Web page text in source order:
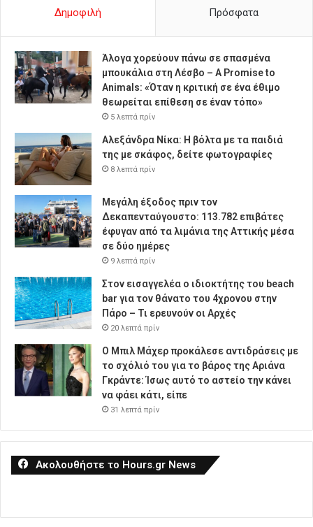
Δημοφιλή Πρόσφατα
Άλογα χορεύουν πάνω σε σπασμένα
μπουκάλια στη Λέσβο – A Promise to
Animals: «Όταν η κριτική σε ένα έθιμο
θεωρείται επίθεση σε έναν τόπο»
5 λεπτά πρίν
Αλεξάνδρα Νίκα: Η βόλτα με τα παιδιά
της με σκάφος, δείτε φωτογραφίες
8 λεπτά πρίν
Μεγάλη έξοδος πριν τον
Δεκαπενταύγουστο: 113.782 επιβάτες
έφυγαν από τα λιμάνια της Αττικής μέσα
σε δύο ημέρες
9 λεπτά πρίν
Στον εισαγγελέα ο ιδιοκτήτης του beach
bar για τον θάνατο του 4χρονου στην
Πάρο – Τι ερευνούν οι Αρχές
20 λεπτά πρίν
Ο Μπιλ Μάχερ προκάλεσε αντιδράσεις με
το σχόλιό του για το βάρος της Αριάνα
Γκράντε: Ίσως αυτό το αστείο την κάνει
να φάει κάτι, είπε
31 λεπτά πρίν
Ακολουθήστε το Hours.gr News